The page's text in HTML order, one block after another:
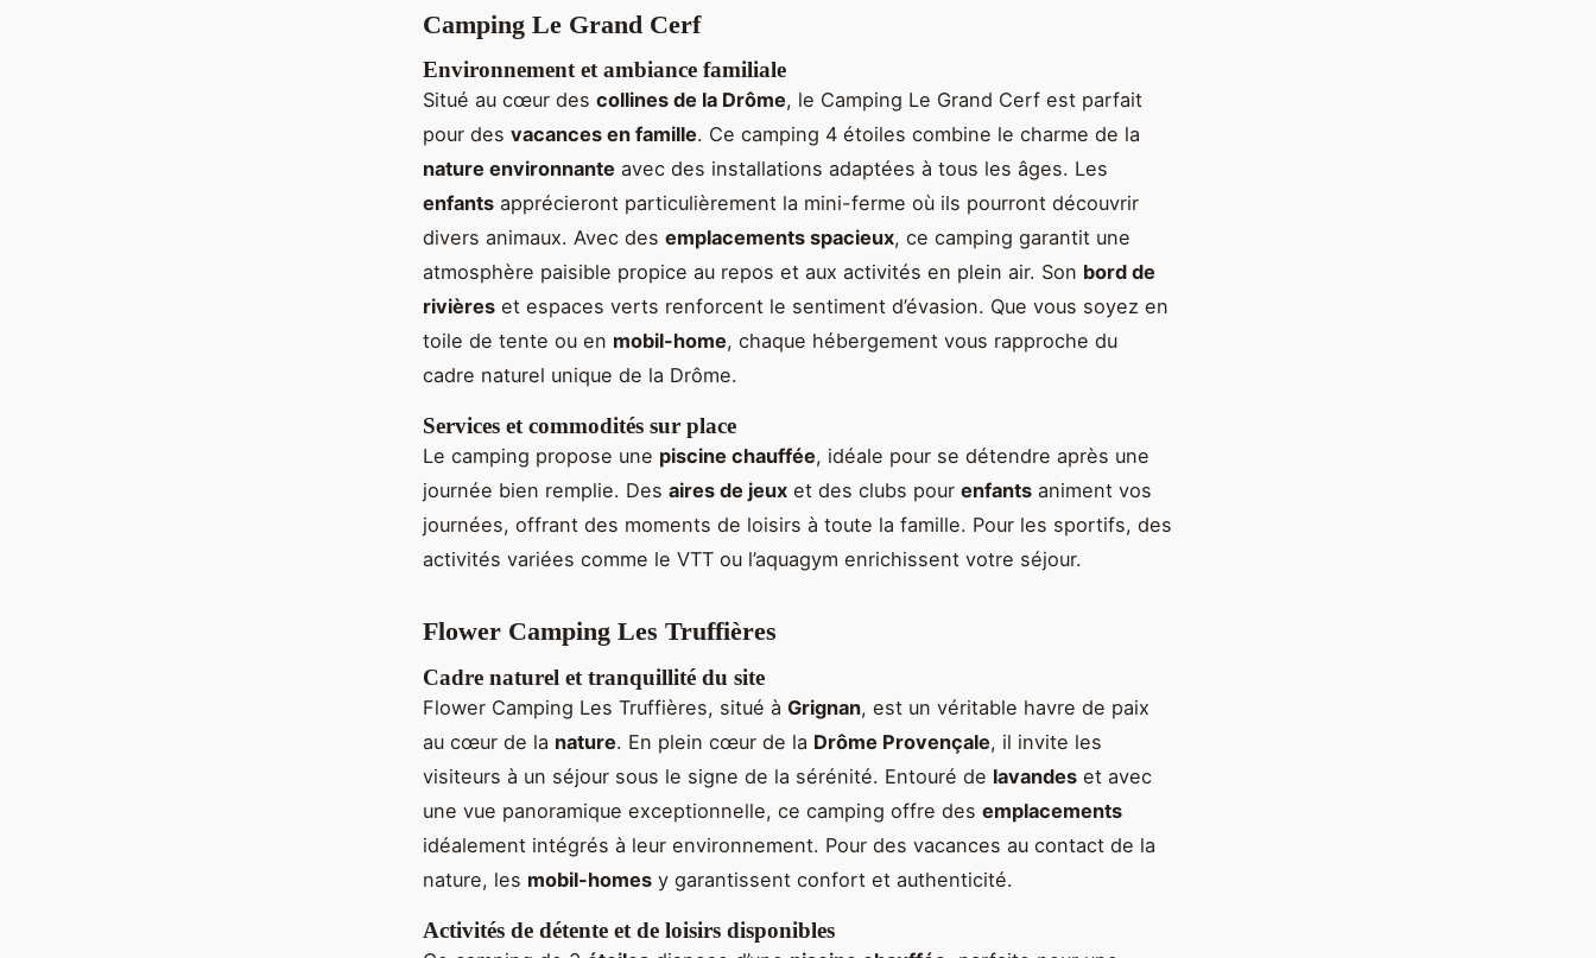
Camping Le Grand Cerf
Environnement et ambiance familiale
Situé au cœur des collines de la Drôme, le Camping Le Grand Cerf est parfait
pour des vacances en famille. Ce camping 4 étoiles combine le charme de la
nature environnante avec des installations adaptées à tous les âges. Les
enfants apprécieront particulièrement la mini-ferme où ils pourront découvrir
divers animaux. Avec des emplacements spacieux, ce camping garantit une
atmosphère paisible propice au repos et aux activités en plein air. Son bord de
rivières et espaces verts renforcent le sentiment d’évasion. Que vous soyez en
toile de tente ou en mobil-home, chaque hébergement vous rapproche du
cadre naturel unique de la Drôme.
Services et commodités sur place
Le camping propose une piscine chauffée, idéale pour se détendre après une
journée bien remplie. Des aires de jeux et des clubs pour enfants animent vos
journées, offrant des moments de loisirs à toute la famille. Pour les sportifs, des
activités variées comme le VTT ou l’aquagym enrichissent votre séjour.
Flower Camping Les Truffières
Cadre naturel et tranquillité du site
Flower Camping Les Truffières, situé à Grignan, est un véritable havre de paix
au cœur de la nature. En plein cœur de la Drôme Provençale, il invite les
visiteurs à un séjour sous le signe de la sérénité. Entouré de lavandes et avec
une vue panoramique exceptionnelle, ce camping offre des emplacements
idéalement intégrés à leur environnement. Pour des vacances au contact de la
nature, les mobil-homes y garantissent confort et authenticité.
Activités de détente et de loisirs disponibles